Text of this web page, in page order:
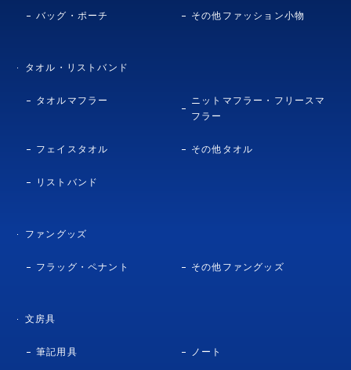
バッグ・ポーチ その他ファッション小物
タオル・リストバンド
タオルマフラー
ニットマフラー・フリースマ
フラー
フェイスタオル その他タオル
リストバンド
ファングッズ
フラッグ・ペナント その他ファングッズ
文房具
筆記用具 ノート